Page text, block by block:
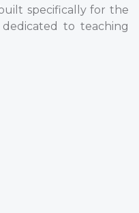
specifically for the
to teaching